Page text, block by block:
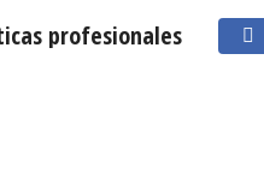
USD: $911,77 UF:
profesionales